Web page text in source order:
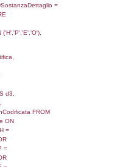
f_territori_limitrofi
ON
=
=
AND